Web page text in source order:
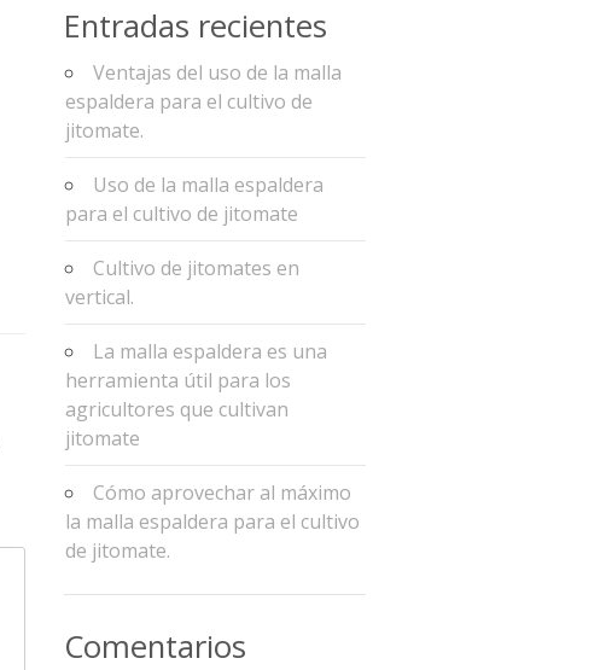
Entradas recientes
Ventajas del uso de la malla
espaldera para el cultivo de
jitomate.
Uso de la malla espaldera
para el cultivo de jitomate
Cultivo de jitomates en
vertical.
La malla espaldera es una
herramienta útil para los
agricultores que cultivan
jitomate
Cómo aprovechar al máximo
la malla espaldera para el cultivo
de jitomate.
Comentarios